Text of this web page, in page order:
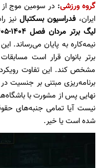
گروه ورزشی: در سومین موج
ایران، فدراسیون بسکتبال نیز
لیگ برتر مردان فصل ۱۴۰۴-۱۴۰۵
نیمه‌کاره به پایان می‌رساند.
برتر بانوان قرار است
مشخص کند. این تفاوت
برنامه‌ریزی مبتنی بر
نهایی پس از مشورت با
نیست آیا تمامی جنبه‌های
شده است یا خیر.